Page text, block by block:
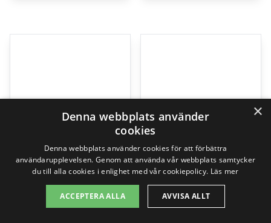
×
Denna webbplats använder
cookies
Denna webbplats använder cookies för att förbättra
användarupplevelsen. Genom att använda vår webbplats samtycker
du till alla cookies i enlighet med vår cookiepolicy. Läs mer
ACCEPTERA ALLA AVVISA ALLT